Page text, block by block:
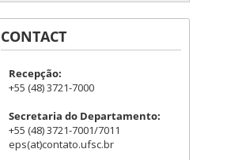
CONTACT
Recepção:
+55 (48) 3721-7000
Secretaria do Departamento:
+55 (48) 3721-7001/7011
eps(at)contato.ufsc.br